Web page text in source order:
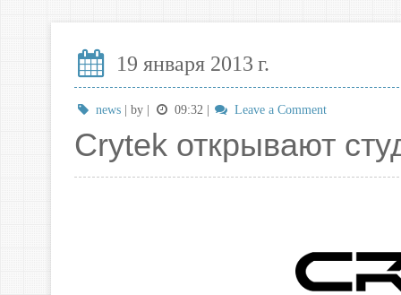
19 января 2013 г.
news | by 09:32 Leave a Comment
Crytek открывают